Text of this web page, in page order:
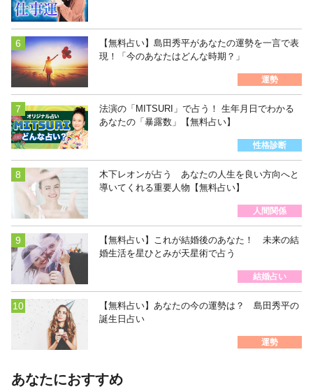
【無料占い】島田秀平があなたの運勢を一言で表
現！「今のあなたはどんな時期？」
運勢
法演の「MITSURI」で占う！ 生年月日でわかる
あなたの「暴露数」【無料占い】
性格診断
木下レオンが占う あなたの人生を良い方向へと
導いてくれる重要人物【無料占い】
人間関係
【無料占い】これが結婚後のあなた！ 未来の結
婚生活を星ひとみが天星術で占う
結婚占い
【無料占い】あなたの今の運勢は？ 島田秀平の
誕生日占い
運勢
あなたにおすすめ